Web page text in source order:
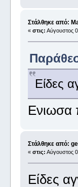
Στάλθηκε από:
« στις: Αύγουστος
Είδες
Ενιωσα
Στάλθηκε από:
« στις: Αύγουστος
Είδες